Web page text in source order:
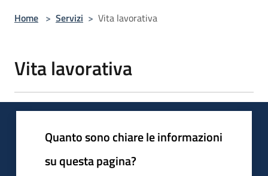
Home > Servizi > Vita lavorativa
Vita lavorativa
Quanto sono chiare le informazioni
su questa pagina?